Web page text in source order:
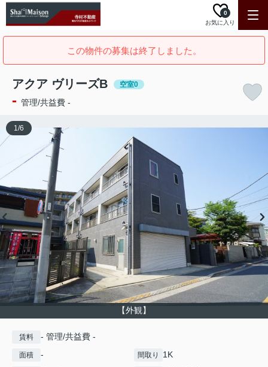
お気に入り
0
この物件の募集は終了しました。
アクア ヴリーズB 空室0
- 管理/共益費 -
【外観】
1/6
賃料 - 管理/共益費 -
面積 - 間取り 1K